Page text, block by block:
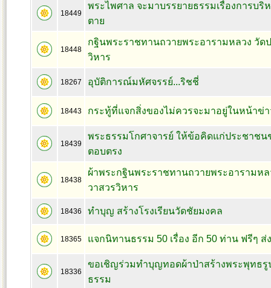
18449
พระไพศาล จะมาบรรยายธรรมเรื่องการบริ
ตาย
18448
กฐินพระราชทานถวายพระอารามหลวง วัด
วิหาร
18267 อุบัติการณ์มหัศจรรย์...ริชชี่
18443 กระทู้ที่แจกสิ่งของไม่ควรจะมาอยู่ในหน้าข่
18439
พระธรรมโกศาจารย์ ให้ข้อคิดแก่ประชาชน
ตอบตรง
18438
ผ้าพระกฐินพระราชทานถวายพระอารามหล
วาสวรวิหาร
18436 ทำบุญ สร้างโรงเรียนวัดชัยมงคล
18365 แจกนิทานธรรม 50 เรื่อง อีก 50 ท่าน ฟรีๆ ส่
18336
ขอเชิญร่วมทำบุญทอดผ้าป่าสร้างพระพุทธ
ธรรม